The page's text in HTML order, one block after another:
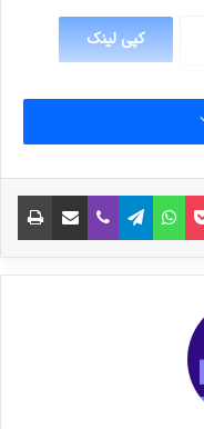
کپی لینک
پاکتواتس آپ تلگراموایبر اشتراک گذاری از طریق ایمیل